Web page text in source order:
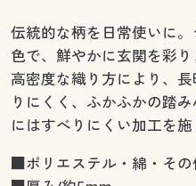
伝統的な柄を日常使いに
色で、鮮やかに玄関を彩り
高密度な織り方により、
りにくく、ふかふかの踏
にはすべりにくい加工を施
■ポリエステル・綿・その